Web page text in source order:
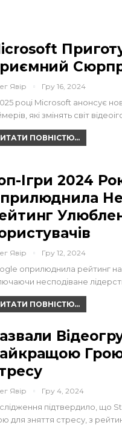
Явір Гру 16, 2024
році Microsoft анонсує
які змінять світ
ПОВНІСТЮ...
Ігри 2024
Явір Гру 12, 2024
оприлюднила рейтинг
несподіване
ПОВНІСТЮ...
Явір Гру 4, 2024
підтвердило, що
для зняття стресу, з